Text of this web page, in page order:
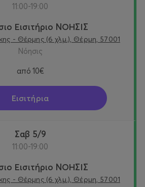
11:00-19:00
Εισιτήριο ΝΟΗΣΙΣ
- Θέρμης (6 χλμ.), Θέρμη, 57001
Νόησις
από 10€
Εισιτήρια
Σαβ 5/9
11:00-19:00
Εισιτήριο ΝΟΗΣΙΣ
- Θέρμης (6 χλμ.), Θέρμη, 57001